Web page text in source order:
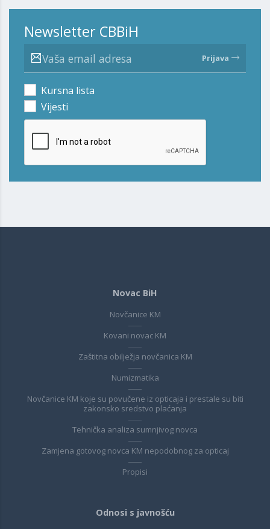
Newsletter CBBiH
Prijava
Kursna lista
Vijesti
Novac BiH
Novčanice KM
Kovani novac KM
Zaštitna obilježja novčanica KM
Numizmatika
Novčanice KM koje su povučene iz opticaja i prestale su biti
zakonsko sredstvo plaćanja
Tehnička analiza sumnjivog novca
Zamjena gotovog novca KM nepodobnog za opticaj
Propisi
Odnosi s javnošću